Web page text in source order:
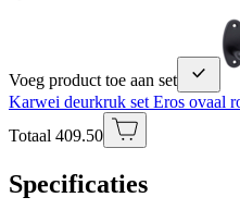
Voeg product toe aan set
Karwei deurkruk set Eros ovaal
Totaal 409.50
Specificaties